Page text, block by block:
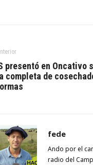
presentó en Oncativo
completa de
fede
Ando por el
radio del